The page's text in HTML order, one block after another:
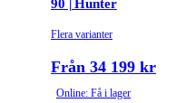
90 | Hunter
Flera varianter
Från 34 199 kr
Online: Få i lager